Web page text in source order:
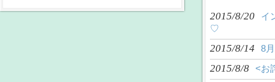
2015/8/20
イ
♡
2015/8/14 8
2015/8/8 <お